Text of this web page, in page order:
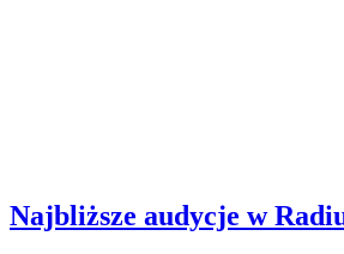
Najbliższe audycje w